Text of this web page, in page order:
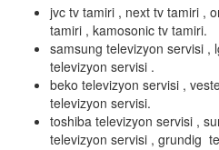
jvc tv tamiri , next tv tamiri ,
tamiri , kamosonic tv tamiri.
samsung televizyon servisi ,
televizyon servisi .
beko televizyon servisi ,
televizyon servisi.
toshiba televizyon servisi ,
televizyon servisi , grundig